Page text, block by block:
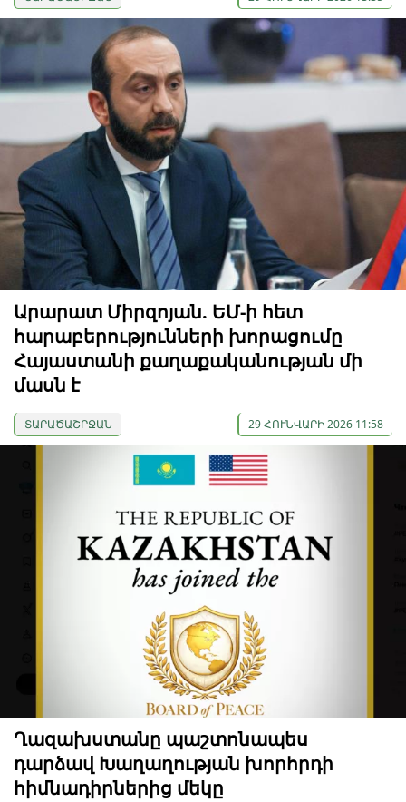
Արարատ Միրզոյան. ԵՄ-ի հետ
հարաբերությունների խորացումը
Հայաստանի քաղաքականության մի
մասն է
ՏԱՐԱԾԱՇՐՋԱՆ 29 ՀՈՒՆՎԱՐԻ 2026 11:58
Ղազախստանը պաշտոնապես
դարձավ Խաղաղության խորհրդի
հիմնադիրներից մեկը